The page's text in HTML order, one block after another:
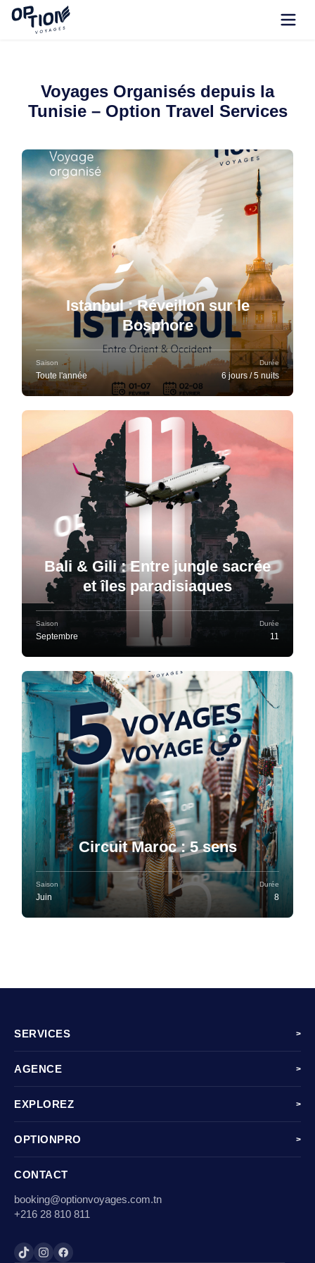
Voyages Organisés depuis la
Tunisie – Option Travel Services
Istanbul : Réveillon sur le
Bosphore
Saison
Toute l'année
Durée
6 jours / 5 nuits
Bali & Gili : Entre jungle sacrée
et îles paradisiaques
Saison
Septembre
Durée
11
Circuit Maroc : 5 sens
Saison
Juin
Durée
8
SERVICES >
AGENCE >
EXPLOREZ >
OPTIONPRO >
CONTACT
booking@optionvoyages.com.tn
+216 28 810 811